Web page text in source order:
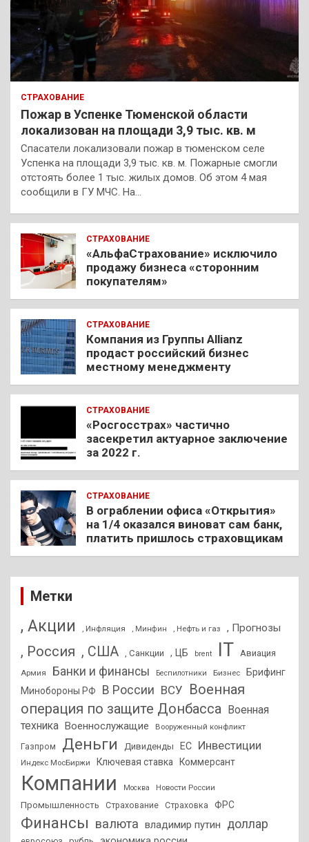
СТРАХОВАНИЕ
Пожар в Успенке Тюменской области
локализован на площади 3,9 тыс. кв. м
Спасатели локализовали пожар в тюменском селе
Успенка на площади 3,9 тыс. кв. м. Пожарные смогли
отстоять более 1 тыс. жилых домов. Об этом 4 мая
сообщили в ГУ МЧС. На…
СТРАХОВАНИЕ
«АльфаСтрахование» исключило
продажу бизнеса «сторонним
покупателям»
СТРАХОВАНИЕ
Компания из Группы Allianz
продаст российский бизнес
местному менеджменту
СТРАХОВАНИЕ
«Росгосстрах» частично
засекретил актуарное заключение
за 2022 г.
СТРАХОВАНИЕ
В ограблении офиса «Открытия»
на 1/4 оказался виноват сам банк,
платить пришлось страховщикам
Метки
, Акции , Инфляция , Минфин , Нефть и газ , Прогнозы
, Россия , США , Санкции , ЦБ brent IT Авиация
Армия Банки и финансы Беспилотники Бизнес
Брифинг
Минобороны РФ
В России ВСУ Военная
операция по защите Донбасса
Военная
техника Военнослужащие Вооруженный конфликт
Газпром Деньги Дивиденды ЕС Инвестиции
Индекс МосБиржи Ключевая ставка Коммерсант
Компании Москва Новости России
Промышленность Страхование Страховка ФРС
Финансы валюта владимир путин доллар